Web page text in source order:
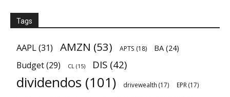
Tags
AAPL(31) AMZN (53) APTS (18) BA (24)
Budget(29) CL (15) DIS (42)
dividendos (101) drivewealth (17) EPR(17)